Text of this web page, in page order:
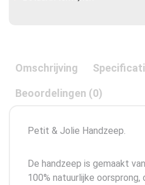
Omschrijving
Beoordelingen (0)
Petit & Jolie Handzeep.
De handzeep is gemaakt
100% natuurlijke oorsprong,